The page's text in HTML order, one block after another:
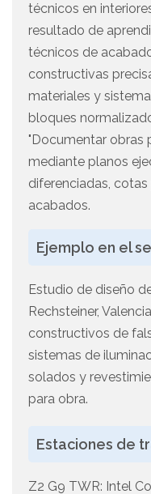
técnicos en
resultado de
técnicos de
constructivas
materiales y
bloques
"Documentar obras
mediante planos
diferenciadas,
acabados.
Ejemplo en el
Estudio de diseño
Rechsteiner,
constructivos de
sistemas de
solados y
para obra.
Estaciones de
Z2 G9 TWR: Intel